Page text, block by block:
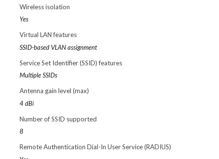
Wireless isolation
Yes
Virtual LAN features
SSID-based VLAN assignment
Service Set Identifier (SSID) features
Multiple SSIDs
Antenna gain level (max)
4 dBi
Number of SSID supported
8
Remote Authentication Dial-In User Service (RADIUS)